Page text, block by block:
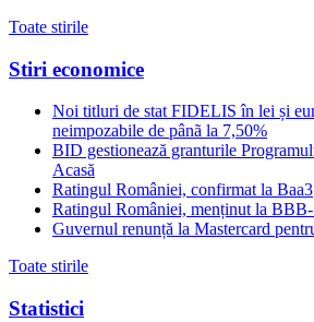
Toate stirile
Stiri economice
Noi titluri de stat FIDELIS în lei și
neimpozabile de pânã la 7,50%
BID gestionează granturile
Acasă
Ratingul României, confirmat la Baa3
Ratingul României, menținut la BBB-
Guvernul renunță la Mastercard
Toate stirile
Statistici